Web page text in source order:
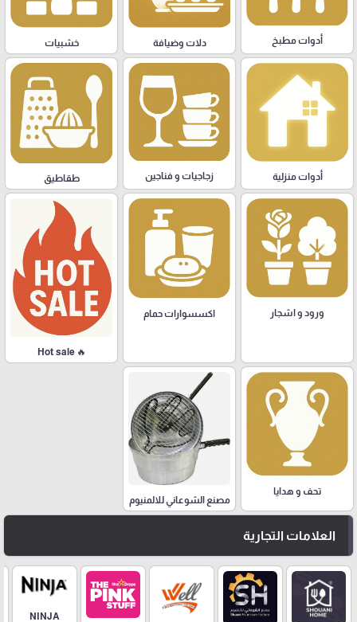
أدوات مطبخ دلات وضيافة خشبيات
أدوات منزلية زجاجيات و فناجين طقاطيق
ورود و اشجار اكسسوارات حمام
🔥 Hot sale
تحف و هدايا
مصنع الشوعاني للالمنيوم
العلامات التجارية
NINJA